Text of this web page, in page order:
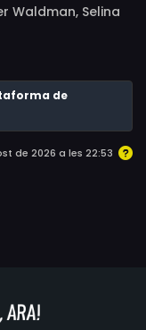
Waldman, Selina
Joel Rooks,
de
de 2026 a les 22:53